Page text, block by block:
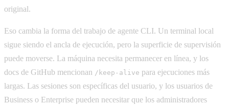
original.
Eso cambia la forma del trabajo de agente CLI. Un terminal local
sigue siendo el ancla de ejecución, pero la superficie de supervisión
puede moverse. La máquina necesita permanecer en línea, y los
docs de GitHub mencionan /keep-alive para ejecuciones más
largas. Las sesiones son específicas del usuario, y los usuarios de
Business o Enterprise pueden necesitar que los administradores